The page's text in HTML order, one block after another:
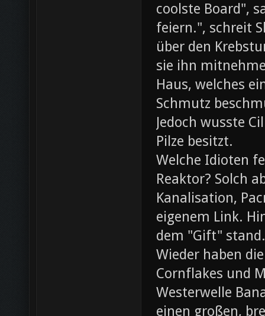
coolste Board",
feiern.", schreit
über den
sie ihn
Haus, welches
Schmutz
Jedoch wusste
Pilze besitzt.
Welche Idioten
Reaktor? Solch
Kanalisation,
eigenem Link.
dem "Gift" stand.
Wieder haben
Cornflakes und
Westerwelle
einen großen,